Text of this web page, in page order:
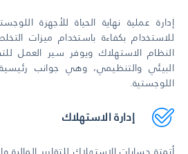
إدارة عملية نهاية الحياة للأجهزة
للاستخدام بكفاءة باستخدام ميزات
النظام الاستهلاك ويوفر سير العمل
البيئي والتنظيمي، وهي جوانب
اللوجستية.
إدارة الاستهلاك